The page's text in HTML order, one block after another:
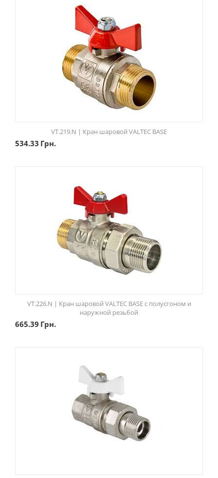
VT.219.N | Кран шаровой VALTEC BASE
534.33 Грн.
VT.226.N | Кран шаровой VALTEC BASE с полусгоном и
наружной резьбой
665.39 Грн.